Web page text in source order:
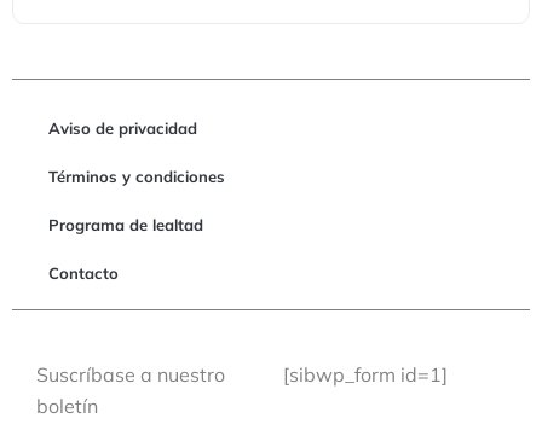
Aviso de privacidad
Términos y condiciones
Programa de lealtad
Contacto
Suscríbase a nuestro
boletín
[sibwp_form id=1]